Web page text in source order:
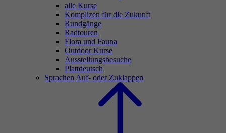
alle Kurse
Komplizen für die Zukunft
Rundgänge
Radtouren
Flora und Fauna
Outdoor Kurse
Ausstellungsbesuche
Plattdeutsch
Sprachen Auf- oder Zuklappen